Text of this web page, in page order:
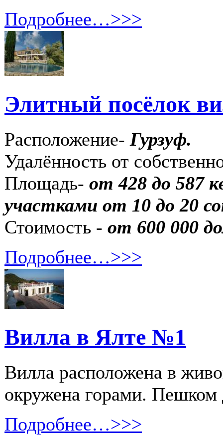
Подробнее…>>>
Элитный посёлок
Расположение- Гурзуф.
Удалённость от
Площадь- от 428 до 587
участками от 10 до 20
Стоимость - от 600 000
Подробнее…>>>
Вилла в Ялте №1
Вилла расположена в
окружена горами. Пешком
Подробнее…>>>